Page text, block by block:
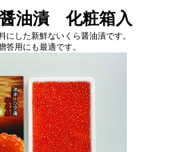
油漬 化粧箱入
にした新鮮ないくら醤油漬です。
、贈答用にも最適です。